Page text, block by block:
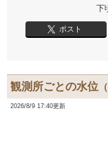
下
ポスト
観測所ごとの水位
2026/8/9 17:40更新